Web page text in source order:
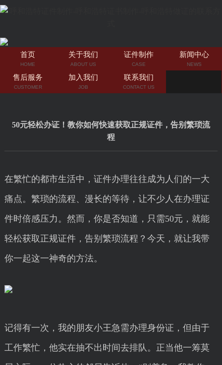
首页
HOME
关于我们
ABOUT US
证件制作
CASE
新闻中心
NEWS
售后服务
CUSTOMER
加入我们
JOB
联系我们
CONTACT US
50元轻松办证！教你如何快速获取正规证件，告别繁琐流
程
在繁忙的都市生活中，证件办理往往成为人们的一大
痛点。繁琐的流程、漫长的等待，让不少人在办理证
件时倍感压力。然而，你是否知道，只需50元，就能
轻松获取正规证件，告别繁琐流程？今天，就让我带
你一起这一神奇的方法。
记得有一次，我的朋友小王急需办理身份证，但由于
工作繁忙，他实在抽不出时间去排队。正当他一筹莫